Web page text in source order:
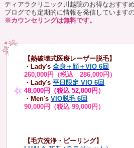
ティアラクリニック川越院のお得なおすす
ブログでも定期的に情報を発信しています
※カウンセリングは無料です。
【熱破壊式医療レーザー脱毛】
・Lady's 全身＋顔＋VIO 6回
260,000円（税込 286,000円）
・Lady's平日限定 VIO 6回
48,000円（税込 52,800円）
・Men's VIO脱毛 6回
90,000円（税込 99,000円）
【毛穴洗浄・ピーリング】